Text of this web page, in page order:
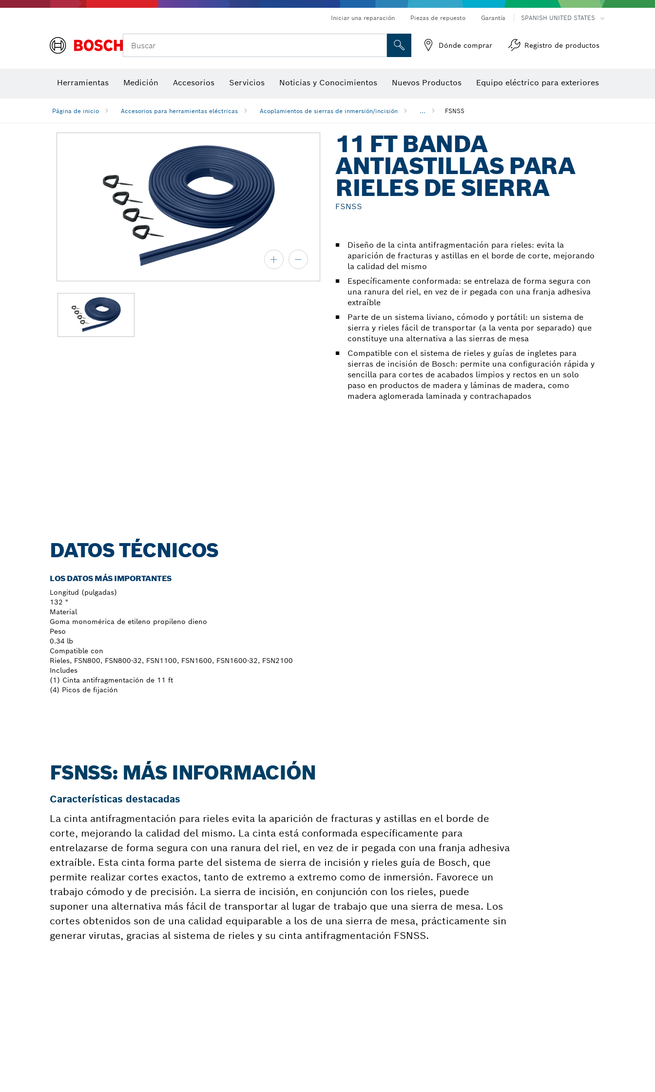
Iniciar una reparación Piezas de repuesto Garantía SPANISH UNITED STATES
Buscar Dónde comprar Registro de productos
Herramientas Medición Accesorios Servicios Noticias y Conocimientos Nuevos Productos Equipo eléctrico para exteriores
Página de inicio Accesorios para herramientas eléctricas Acoplamientos de sierras de inmersión/incisión ... FSNSS
11 FT BANDA
ANTIASTILLAS PARA
RIELES DE SIERRA
FSNSS
Diseño de la cinta antifragmentación para rieles: evita la
aparición de fracturas y astillas en el borde de corte, mejorando
la calidad del mismo
Específicamente conformada: se entrelaza de forma segura con
una ranura del riel, en vez de ir pegada con una franja adhesiva
extraíble
Parte de un sistema liviano, cómodo y portátil: un sistema de
sierra y rieles fácil de transportar (a la venta por separado) que
constituye una alternativa a las sierras de mesa
Compatible con el sistema de rieles y guías de ingletes para
sierras de incisión de Bosch: permite una configuración rápida y
sencilla para cortes de acabados limpios y rectos en un solo
paso en productos de madera y láminas de madera, como
madera aglomerada laminada y contrachapados
DATOS TÉCNICOS
LOS DATOS MÁS IMPORTANTES
Longitud (pulgadas)
132 "
Material
Goma monomérica de etileno propileno dieno
Peso
0.34 lb
Compatible con
Rieles, FSN800, FSN800-32, FSN1100, FSN1600, FSN1600-32, FSN2100
Includes
(1) Cinta antifragmentación de 11 ft
(4) Picos de fijación
FSNSS: MÁS INFORMACIÓN
Características destacadas
La cinta antifragmentación para rieles evita la aparición de fracturas y astillas en el borde de
corte, mejorando la calidad del mismo. La cinta está conformada específicamente para
entrelazarse de forma segura con una ranura del riel, en vez de ir pegada con una franja adhesiva
extraíble. Esta cinta forma parte del sistema de sierra de incisión y rieles guía de Bosch, que
permite realizar cortes exactos, tanto de extremo a extremo como de inmersión. Favorece un
trabajo cómodo y de precisión. La sierra de incisión, en conjunción con los rieles, puede
suponer una alternativa más fácil de transportar al lugar de trabajo que una sierra de mesa. Los
cortes obtenidos son de una calidad equiparable a los de una sierra de mesa, prácticamente sin
generar virutas, gracias al sistema de rieles y su cinta antifragmentación FSNSS.